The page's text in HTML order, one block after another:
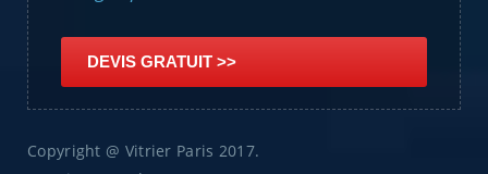
Copyright @ Vitrier Paris 2017.